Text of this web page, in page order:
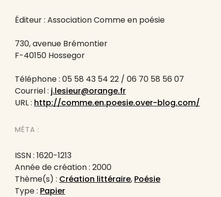
Éditeur : Association Comme en poésie
730, avenue Brémontier
F-40150 Hossegor
Téléphone : 05 58 43 54 22 / 06 70 58 56 07
Courriel : j.lesieur@orange.fr
URL : http://comme.en.poesie.over-blog.com/
MÉTA :
ISSN : 1620-1213
Année de création : 2000
Thème(s) : Création littéraire, Poésie
Type : Papier